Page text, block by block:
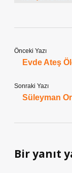
Önceki Yazı
Evde Ateş
Sonraki Yazı
Süleyman
Bir yanıt